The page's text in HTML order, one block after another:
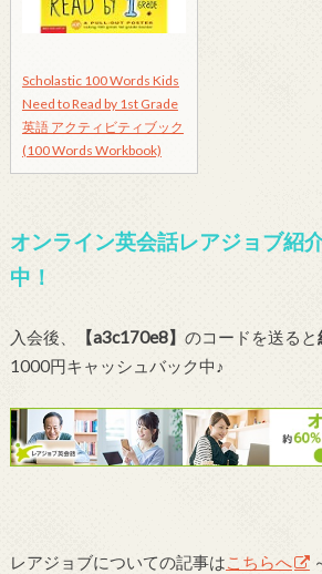
Scholastic 100 Words Kids
Need to Read by 1st Grade
英語 アクティビティブック
(100 Words Workbook)
オンライン英会話レアジョブ紹
中！
入会後、 【a3c170e8】 のコードを送ると
1000円キャッシュバック中♪
レアジョブについての記事はこちらへ